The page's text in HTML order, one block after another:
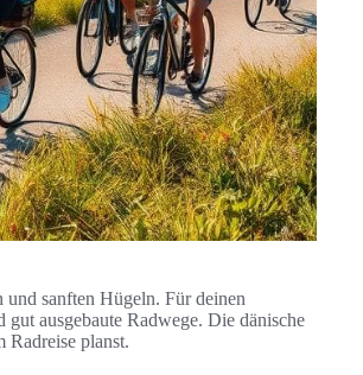
sanften Hügeln. Für deinen
ausgebaute Radwege. Die dänische
Radreise planst.